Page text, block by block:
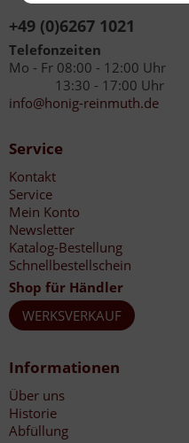
+49 (0)6267 1021
Telefonzeiten
Mo - Fr 08:00 - 12:00 Uhr
13:30 - 17:00 Uhr
info@honig-reinmuth.de
Service
Kontakt
Service
Mein Konto
Newsletter
Katalog-Bestellung
Schnellbestellschein
Shop für Händler
WERKSVERKAUF
Informationen
Über uns
Historie
Abfüllung